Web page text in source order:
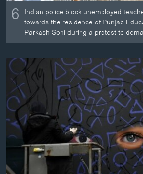
6 Indian police block unemployed
towards the residence of Punjab
Parkash Soni during a protest to